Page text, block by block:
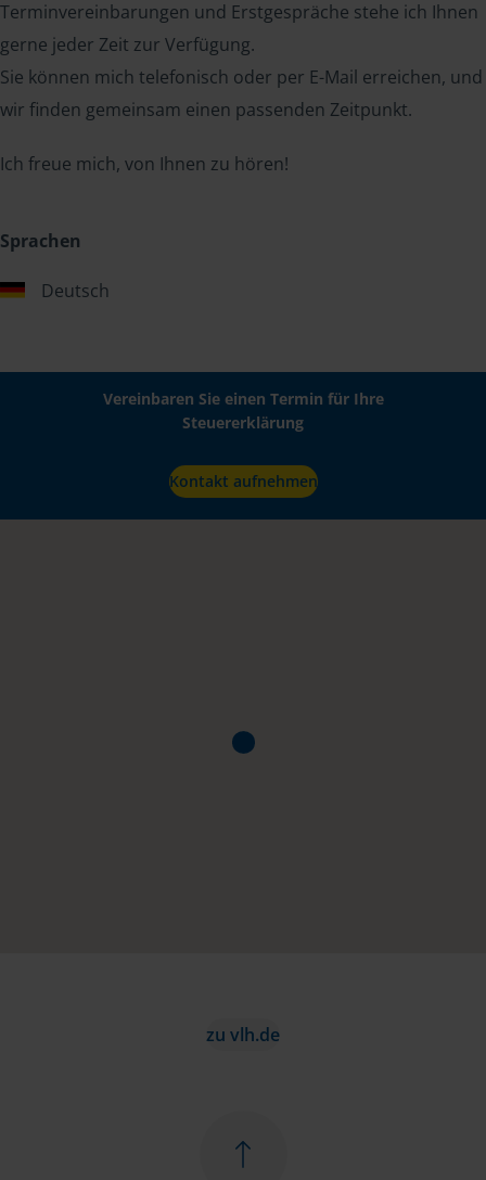
Terminvereinbarungen und Erstgespräche stehe ich Ihnen
gerne jeder Zeit zur Verfügung.
Sie können mich telefonisch oder per E-Mail erreichen, und
wir finden gemeinsam einen passenden Zeitpunkt.
Ich freue mich, von Ihnen zu hören!
Sprachen
Deutsch
Vereinbaren Sie einen Termin für Ihre
Steuererklärung
Kontakt aufnehmen
zu vlh.de